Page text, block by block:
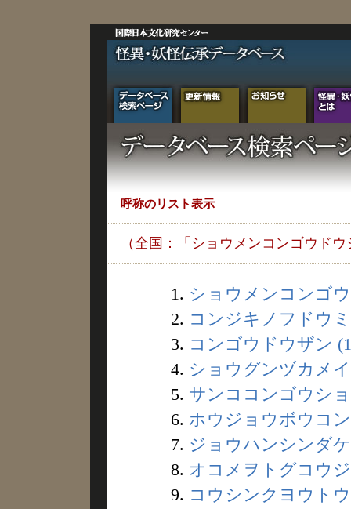
呼称のリスト表示
（全国：「ショウメンコンゴウド
1. ショウメンコンゴ
2. コンジキノフドウ
3. コンゴウドウザン
4. ショウグンヅカメ
5. サンココンゴウシ
6. ホウジョウボウコ
7. ジョウハンシンダ
8. オコメヲトグコウ
9. コウシンクヨウト